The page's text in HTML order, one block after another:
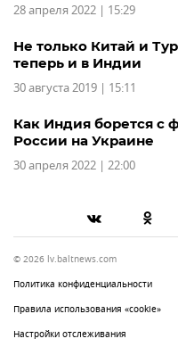
28 апреля 2022 | 15:29
Не только Китай и
теперь и в Индии
30 августа 2019 | 15:11
Как Индия борется с
России на Украине
30 апреля 2022 | 22:00
© 2026 lv.baltnews.com
Политика конфиденциальности
Правила использования «cookie»
Настройки отслеживания